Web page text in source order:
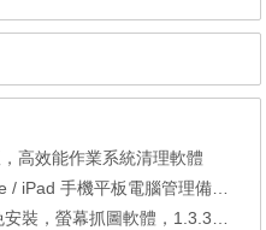
高效能作業系統清理軟體
手機平板電腦管理備份還原軟體
螢幕抓圖軟體，1.3.315 安裝版